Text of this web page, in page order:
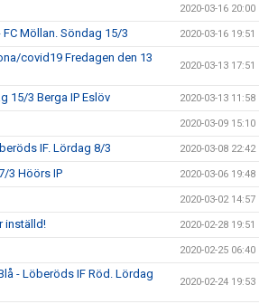
2020-03-16 20:00
Möllan. Söndag 15/3 2020-03-16 19:51
covid19 Fredagen den 13
2020-03-13 17:51
15/3 Berga IP Eslöv 2020-03-13 11:58
2020-03-09 15:10
IF. Lördag 8/3 2020-03-08 22:42
3 Höörs IP 2020-03-06 19:48
2020-03-02 14:57
inställd! 2020-02-28 19:51
2020-02-25 06:40
- Löberöds IF Röd. Lördag
2020-02-24 19:53